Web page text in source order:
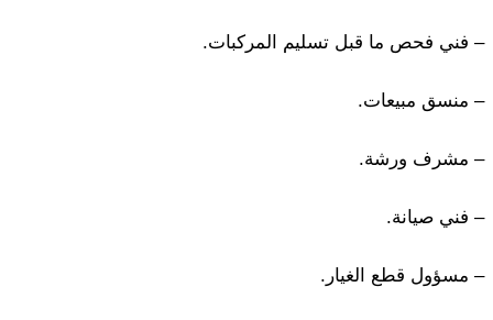
– فني فحص ما قبل تسليم المركبات.
– منسق مبيعات.
– مشرف ورشة.
– فني صيانة.
– مسؤول قطع الغيار.